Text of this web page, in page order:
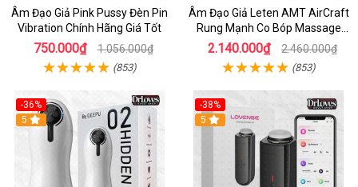
Âm Đạo Giả Pink Pussy Đèn Pin
Vibration Chính Hãng Giá Tốt
750.000₫ 1.056.000₫
(853)
Âm Đạo Giả Leten AMT AirCraft
Rung Mạnh Co Bóp Massage
Êm Ái
2.140.000₫ 2.460.000₫
(853)
-36%
Hot
5
-38%
Hot
5